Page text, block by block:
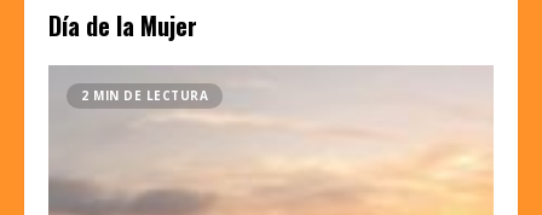
Día de la Mujer
2 MIN DE LECTURA